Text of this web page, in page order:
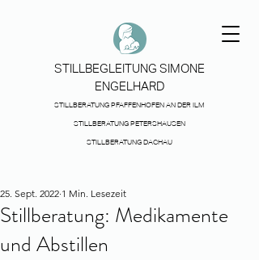
STILLBEGLEITUNG SIMONE
ENGELHARD
STILLBERATUNG PFAFFENHOFEN AN DER ILM
STILLBERATUNG PETERSHAUSEN
STILLBERATUNG DACHAU
Stillberatung: Medikamente
und Abstillen
25. Sept. 2022 1 Min. Lesezeit